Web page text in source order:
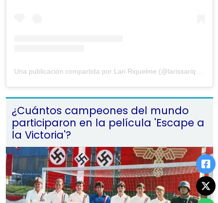
Una publicación compartida por Lari Riquelme (@larissariquelme)
¿Cuántos campeones del mundo
participaron en la película 'Escape a
la Victoria'?